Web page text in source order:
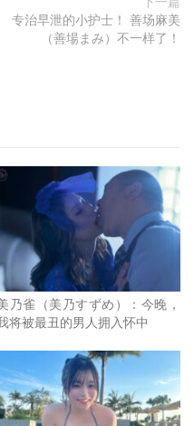
专治早泄的小护士！ 善场麻美
（善場まみ）不一样了！
乃雀（美乃すずめ）：今晚，
将被最丑的男人拥入怀中